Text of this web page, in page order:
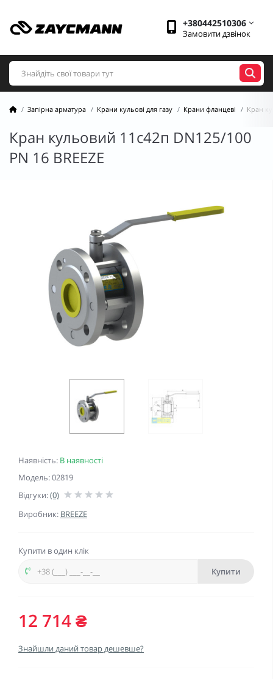
+380442510306
Замовити дзвінок
Запірна арматура Крани кульові для газу Крани фланцеві Кран
Кран кульовий 11с42п DN125/100
PN 16 BREEZE
Наявність: В наявності
Модель: 02819
Відгуки:(0)
Виробник: BREEZE
Купити в один клік
Купити
12 714 ₴
Знайшли даний товар дешевше?